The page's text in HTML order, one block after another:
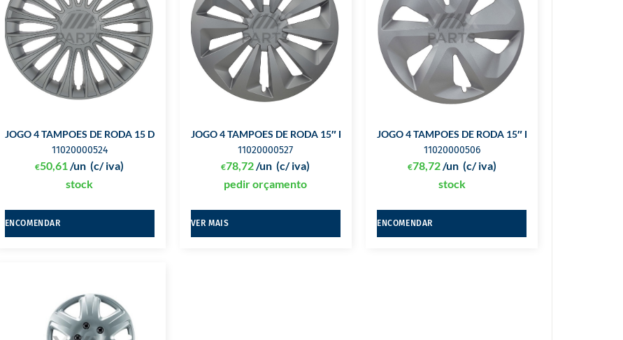
JOGO 4 TAMPOES DE RODA 15 DINO
11020000524
€50,61 (c/ iva)
/un
stock
ENCOMENDAR
JOGO 4 TAMPOES DE RODA 15″ FOX
11020000527
€78,72 (c/ iva)
/un
pedir orçamento
VER MAIS
JOGO 4 TAMPOES DE RODA 15″ ROCO
11020000506
€78,72 (c/ iva)
/un
stock
ENCOMENDAR